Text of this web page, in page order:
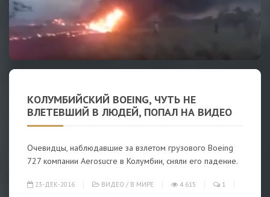
КОЛУМБИЙСКИЙ BOEING, ЧУТЬ НЕ
ВЛЕТЕВШИЙ В ЛЮДЕЙ, ПОПАЛ НА ВИДЕО
Очевидцы, наблюдавшие за взлетом грузового Boeing
727 компании Aerosucre в Колумбии, сняли его падение.
23-ДЕК-2016 ВИДЕО / В МИРЕ 4 615 1